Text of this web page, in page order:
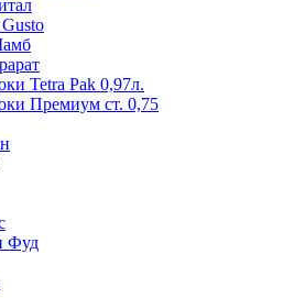
Tetra Pak 0,97л.
Премиум ст. 0,75
Фуд